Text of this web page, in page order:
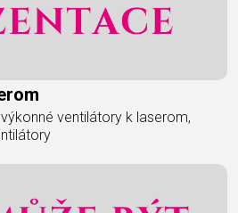
ventilátory k laserom,